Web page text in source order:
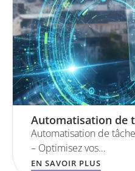
Automatisation de
Automatisation de
– Optimisez vos…
EN SAVOIR PLUS